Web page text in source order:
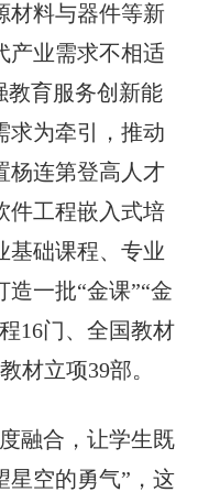
材料与器件等新
产业需求不相适
教育服务创新能
求为牵引，推动
杨连第登高人才
件工程嵌入式培
基础课程、专业
一批“金课”“金
16门、全国教材
材立项39部。
融合，让学生既
星空的勇气”，这